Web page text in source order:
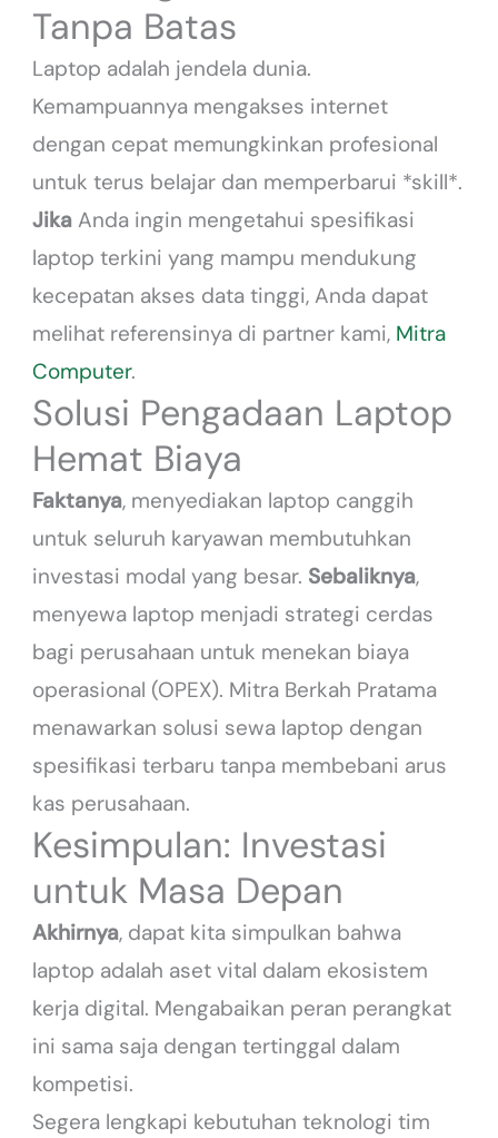
Tanpa Batas
Laptop adalah jendela dunia.
Kemampuannya mengakses internet
dengan cepat memungkinkan profesional
untuk terus belajar dan memperbarui *skill*.
Jika Anda ingin mengetahui spesifikasi
laptop terkini yang mampu mendukung
kecepatan akses data tinggi, Anda dapat
melihat referensinya di partner kami, Mitra
Computer.
Solusi Pengadaan Laptop
Hemat Biaya
Faktanya, menyediakan laptop canggih
untuk seluruh karyawan membutuhkan
investasi modal yang besar. Sebaliknya,
menyewa laptop menjadi strategi cerdas
bagi perusahaan untuk menekan biaya
operasional (OPEX). Mitra Berkah Pratama
menawarkan solusi sewa laptop dengan
spesifikasi terbaru tanpa membebani arus
kas perusahaan.
Kesimpulan: Investasi
untuk Masa Depan
Akhirnya, dapat kita simpulkan bahwa
laptop adalah aset vital dalam ekosistem
kerja digital. Mengabaikan peran perangkat
ini sama saja dengan tertinggal dalam
kompetisi.
Segera lengkapi kebutuhan teknologi tim